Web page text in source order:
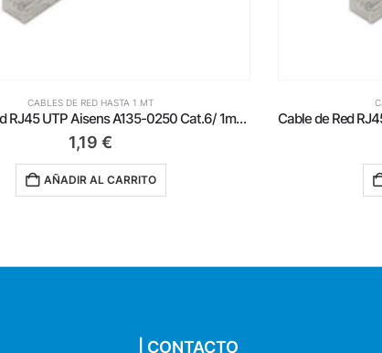
CABLES DE RED HASTA 1 MT
Cable de Red RJ45 UTP Aisens A135-0249 Cat.6/ 50cm/ Blanco
0,89
AÑADIR AL CARRITO
| CONTACTO